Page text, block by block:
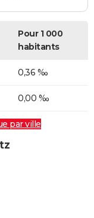
Pour 1 000
habitants
0,36 ‰
0,00 ‰
par ville